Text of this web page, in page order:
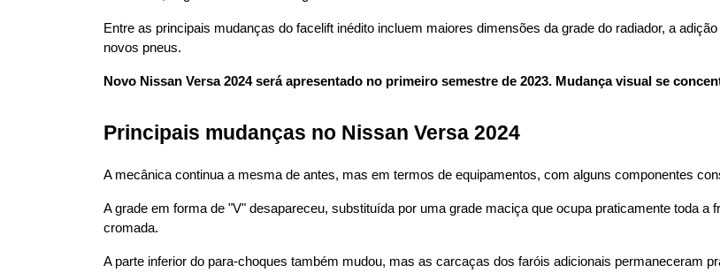
Entre as principais mudanças do facelift inédito incluem maiores dimensões da grade do radiador, a
novos pneus.
Novo Nissan Versa 2024 será apresentado no primeiro semestre de 2023. Mudança visual se
Principais mudanças no Nissan Versa 2024
A mecânica continua a mesma de antes, mas em termos de equipamentos, com alguns componentes
A grade em forma de "V" desapareceu, substituída por uma grade maciça que ocupa praticamente toda
cromada.
A parte inferior do para-choques também mudou, mas as carcaças dos faróis adicionais permaneceram